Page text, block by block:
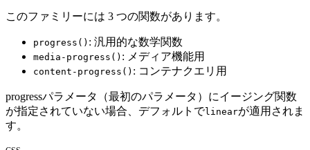
このファミリーには 3 つの関数があります。
progress() : 汎用的な数学関数
media-progress() : メディア機能用
content-progress() : コンテナクエリ用
progressパラメータ（最初のパラメータ）にイージング関数
が指定されていない場合、デフォルトでlinearが適用されま
す。